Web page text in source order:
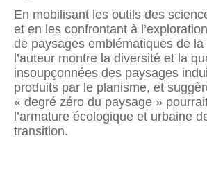
En mobilisant les outils des
et en les confrontant à
de paysages emblématiques de la
l’auteur montre la diversité et la
insoupçonnées des paysages
produits par le planisme, et
« degré zéro du paysage »
l’armature écologique et urbaine
transition.